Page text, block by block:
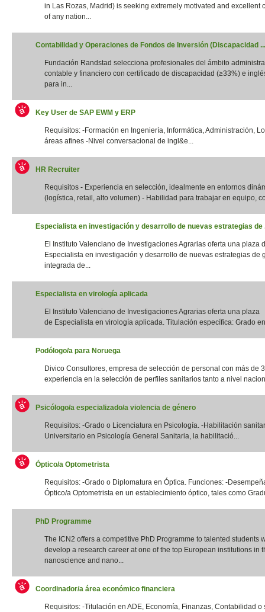
in Las Rozas, Madrid) is seeking extremely motivated and excellent
of any nation...
Contabilidad y Operaciones de Fondos de Inversión (Discapacidad ...
Fundación Randstad selecciona profesionales del ámbito
contable y financiero con certificado de discapacidad (≥33%) e
para in...
Key User de SAP EWM y ERP
Requisitos: -Formación en Ingeniería, Informática, Administración,
áreas afines -Nivel conversacional de ingl&e...
HR Recruiter
Requisitos - Experiencia en selección, idealmente en entornos
(logística, retail, alto volumen) - Habilidad para trabajar en equipo,
Especialista en investigación y desarrollo de nuevas estrategias de
El Instituto Valenciano de Investigaciones Agrarias oferta una plaza
Especialista en investigación y desarrollo de nuevas estrategias de
integrada de...
Especialista en virología aplicada
El Instituto Valenciano de Investigaciones Agrarias oferta una plaza
de Especialista en virología aplicada. Titulación específica: Grado
Podólogo/a para Noruega
Divico Consultores, empresa de selección de personal con más de
experiencia en la selección de perfiles sanitarios tanto a nivel
Psicólogo/a especializado/a violencia de género
Requisitos: -Grado o Licenciatura en Psicología. -Habilitación
Universitario en Psicología General Sanitaria, la habilitació...
Óptico/a Optometrista
Requisitos: -Grado o Diplomatura en Óptica. Funciones: -
Óptico/a Optometrista en un establecimiento óptico, tales como
PhD Programme
The ICN2 offers a competitive PhD Programme to talented students
develop a research career at one of the top European institutions in
nanoscience and nano...
Coordinador/a área económico financiera
Requisitos: -Titulación en ADE, Economía, Finanzas, Contabilidad o